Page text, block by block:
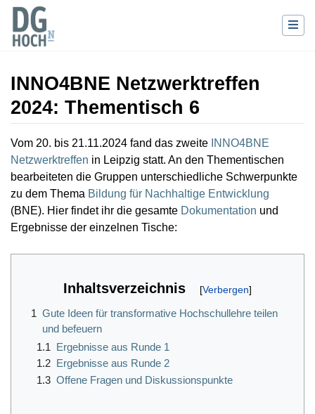
INNO4BNE Netzwerktreffen
2024: Thementisch 6
Wechseln zu:Navigation,Suche
Vom 20. bis 21.11.2024 fand das zweite INNO4BNE
Netzwerktreffen in Leipzig statt. An den Thementischen
bearbeiteten die Gruppen unterschiedliche Schwerpunkte
zu dem Thema Bildung für Nachhaltige Entwicklung
(BNE). Hier findet ihr die gesamte Dokumentation und
Ergebnisse der einzelnen Tische:
Inhaltsverzeichnis
1 Gute Ideen für transformative Hochschullehre teilen
und befeuern
1.1 Ergebnisse aus Runde 1
1.2 Ergebnisse aus Runde 2
1.3 Offene Fragen und Diskussionspunkte